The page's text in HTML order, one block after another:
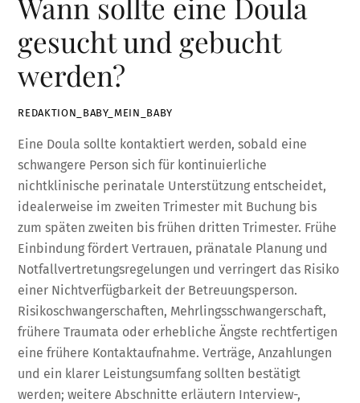
Wann sollte eine Doula
gesucht und gebucht
werden?
REDAKTION_BABY_MEIN_BABY
Eine Doula sollte kontaktiert werden, sobald eine
schwangere Person sich für kontinuierliche
nichtklinische perinatale Unterstützung entscheidet,
idealerweise im zweiten Trimester mit Buchung bis
zum späten zweiten bis frühen dritten Trimester. Frühe
Einbindung fördert Vertrauen, pränatale Planung und
Notfallvertretungsregelungen und verringert das Risiko
einer Nichtverfügbarkeit der Betreuungsperson.
Risikoschwangerschaften, Mehrlingsschwangerschaft,
frühere Traumata oder erhebliche Ängste rechtfertigen
eine frühere Kontaktaufnahme. Verträge, Anzahlungen
und ein klarer Leistungsumfang sollten bestätigt
werden; weitere Abschnitte erläutern Interview-,